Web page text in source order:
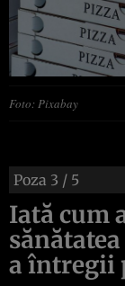
Foto: Pixabay
Poza 3 / 5
Iată cum
a întregii